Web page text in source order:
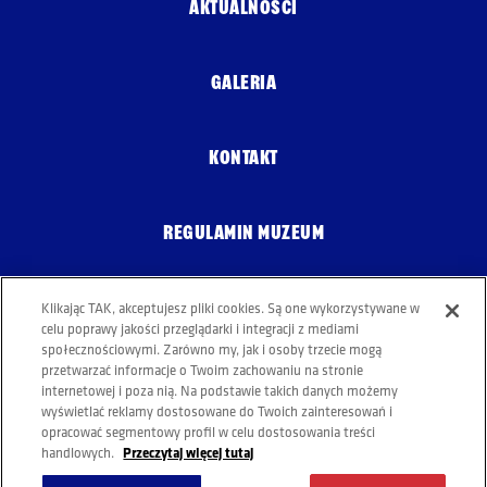
Wniesienia skargi do Prezesa Urzędu Ochrony
W przypadku praw wskazanych w pkt. 6.1-6.7 należy
W przypadku prawa wskazanego w pkt. 6.8 należy
Podanie danych jest dobrowolne
warunkiem otrzymania odpowiedzi na skierowaną
wiadomość.
Dane nie będą podlegały zautomatyzowanemu
podejmowaniu decyzji.
Dane nie będą przekazywane do państw trzecich, poza
Europejski Obszar Gospodarczy.
AKTUALNOŚCI
GALERIA
KONTAKT
REGULAMIN MUZEUM
POLITYKA COOKIES
Klikając TAK, akceptujesz pliki cookies. Są one wykorzystywane w
celu poprawy jakości przeglądarki i integracji z mediami
społecznościowymi. Zarówno my, jak i osoby trzecie mogą
przetwarzać informacje o Twoim zachowaniu na stronie
internetowej i poza nią. Na podstawie takich danych możemy
wyświetlać reklamy dostosowane do Twoich zainteresowań i
opracować segmentowy profil w celu dostosowania treści
handlowych. Przeczytaj więcej tutaj